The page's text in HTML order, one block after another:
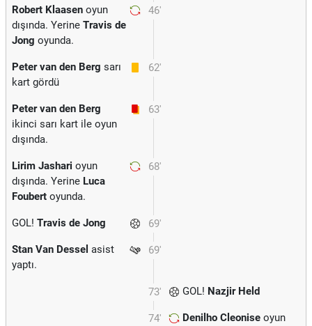
46'
Robert Klaasen oyun
dışında. Yerine Travis de
Jong oyunda.
62'
Peter van den Berg sarı
kart gördü
63'
Peter van den Berg
ikinci sarı kart ile oyun
dışında.
68'
Lirim Jashari oyun
dışında. Yerine Luca
Foubert oyunda.
69'
GOL! Travis de Jong
69'
Stan Van Dessel asist
yaptı.
73' GOL! Nazjir Held
74' Denilho Cleonise oyun